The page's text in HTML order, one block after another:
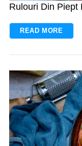
Rulouri Din Piept
READ MORE